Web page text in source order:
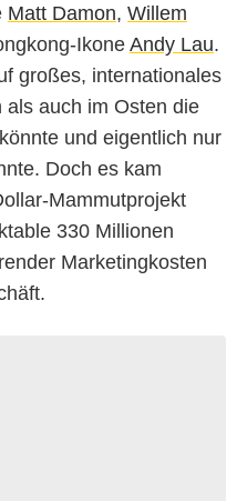
Matt Damon, Willem
IkoneAndy Lau.
großes, internationales
als auch im Osten die
und eigentlich nur
Doch es kam
Mammutprojekt
330 Millionen
Marketingkosten